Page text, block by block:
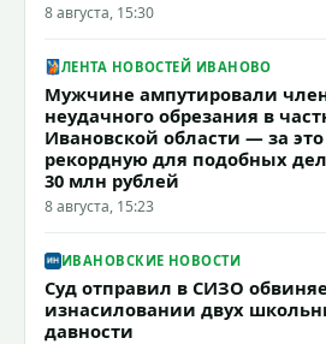
8 августа, 15:30
ЛЕНТА НОВОСТЕЙ ИВАНОВО
Мужчине ампутировали
неудачного обрезания в
Ивановской области — за
рекордную для подобных
30 млн рублей
8 августа, 15:23
ИВАНОВСКИЕ НОВОСТИ
Суд отправил в СИЗО
изнасиловании двух
давности